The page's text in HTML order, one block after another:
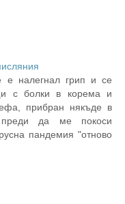
е налегнал грип и се
с болки в корема и
прибран някъде в
да ме покоси
пандемия "отново